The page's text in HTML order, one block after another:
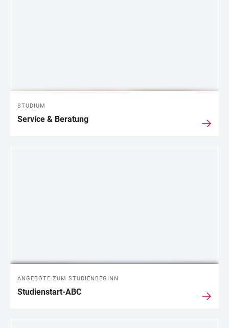
STUDIUM
Service & Beratung
ANGEBOTE ZUM STUDIENBEGINN
Studienstart-ABC